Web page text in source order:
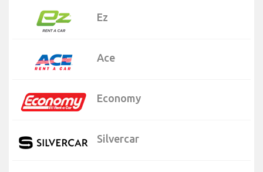
Ez
Ace
Economy
Silvercar